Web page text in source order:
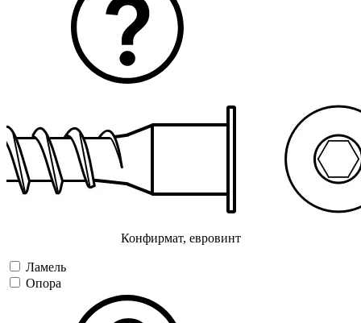
Конфирмат, евровинт
Ламель
Опора